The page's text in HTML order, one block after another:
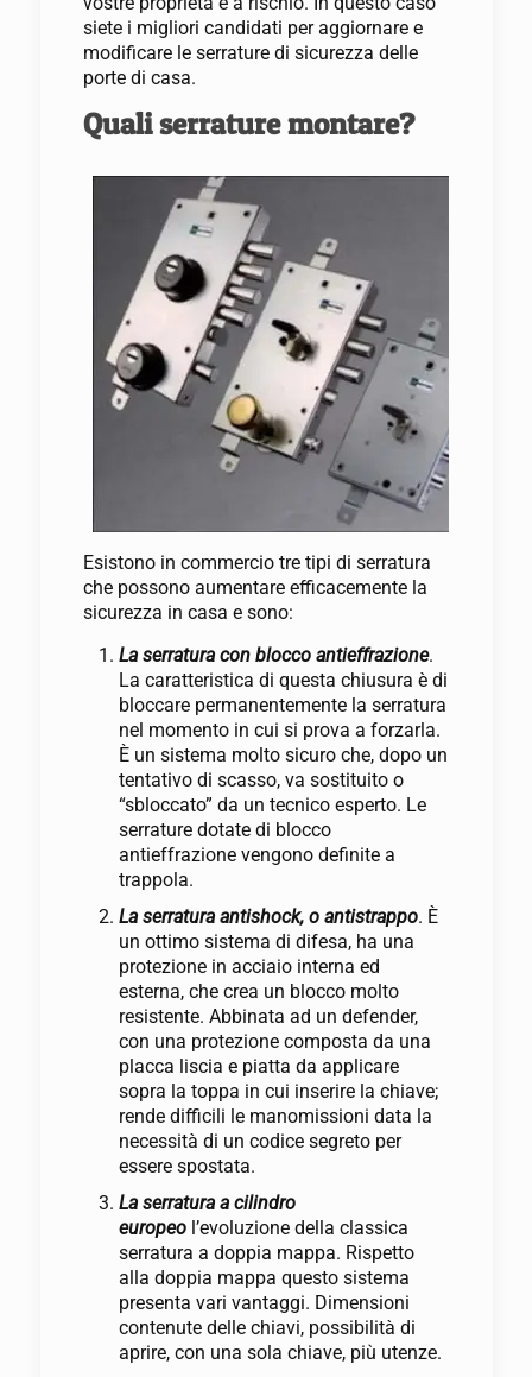
siete i migliori candidati per aggiornare e
modificare le serrature di sicurezza delle
porte di casa.
Quali serrature montare?
Esistono in commercio tre tipi di serratura
che possono aumentare efficacemente la
sicurezza in casa e sono:
La serratura con blocco antieffrazione.
La caratteristica di questa chiusura è di
bloccare permanentemente la serratura
nel momento in cui si prova a forzarla.
È un sistema molto sicuro che, dopo un
tentativo di scasso, va sostituito o
“sbloccato” da un tecnico esperto. Le
serrature dotate di blocco
antieffrazione vengono definite a
trappola.
La serratura antishock, o antistrappo. È
un ottimo sistema di difesa, ha una
protezione in acciaio interna ed
esterna, che crea un blocco molto
resistente. Abbinata ad un defender,
con una protezione composta da una
placca liscia e piatta da applicare
sopra la toppa in cui inserire la chiave;
rende difficili le manomissioni data la
necessità di un codice segreto per
essere spostata.
La serratura a cilindro
europeol’evoluzione della classica
serratura a doppia mappa. Rispetto
alla doppia mappa questo sistema
presenta vari vantaggi. Dimensioni
contenute delle chiavi, possibilità di
aprire, con una sola chiave, più utenze.